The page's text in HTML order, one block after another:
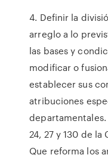
4. Definir la
arreglo a lo
las bases y
modificar o
establecer sus
atribuciones
24, 27 y 130 de
Que reforma los